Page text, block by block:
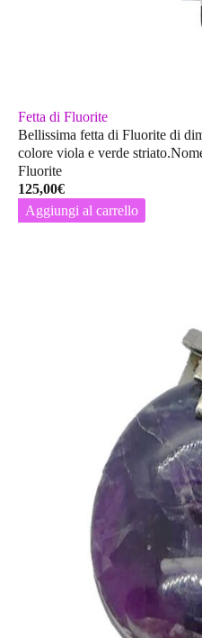
Fetta di Fluorite
Bellissima fetta di Fluorite di
colore viola e verde
Fluorite
125,00€
Aggiungi al carrello